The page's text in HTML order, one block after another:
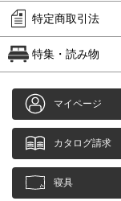
特定商取引法
特集・読み物
マイページ
カタログ請求
寝具